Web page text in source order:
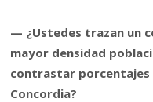
— ¿Ustedes trazan un
mayor densidad
contrastar porcentajes
Concordia?